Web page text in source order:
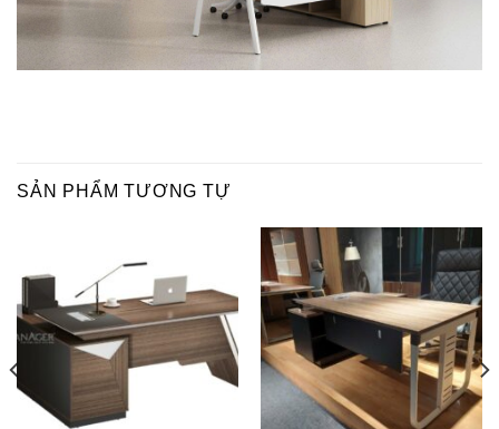
SẢN PHẨM TƯƠNG TỰ